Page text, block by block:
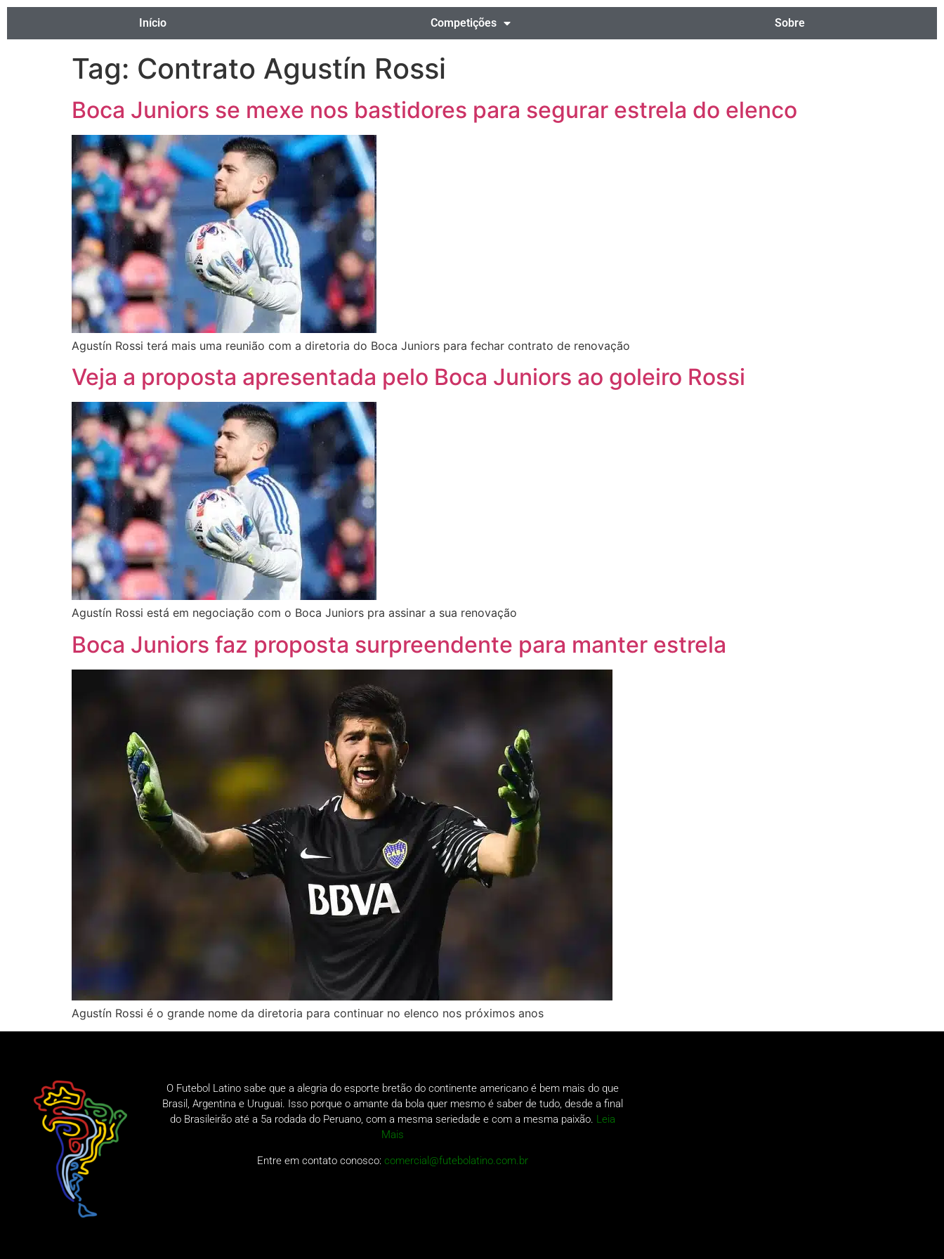
Início Competições Sobre
Tag: Contrato Agustín Rossi
Boca Juniors se mexe nos bastidores para segurar estrela do elenco
Agustín Rossi terá mais uma reunião com a diretoria do Boca Juniors para fechar contrato de renovação
Veja a proposta apresentada pelo Boca Juniors ao goleiro Rossi
Agustín Rossi está em negociação com o Boca Juniors pra assinar a sua renovação
Boca Juniors faz proposta surpreendente para manter estrela
Agustín Rossi é o grande nome da diretoria para continuar no elenco nos próximos anos
O Futebol Latino sabe que a alegria do esporte bretão do continente americano é bem mais do que
Brasil, Argentina e Uruguai. Isso porque o amante da bola quer mesmo é saber de tudo, desde a final
do Brasileirão até a 5a rodada do Peruano, com a mesma seriedade e com a mesma paixão. Leia
Mais
Entre em contato conosco:comercial@futebolatino.com.br